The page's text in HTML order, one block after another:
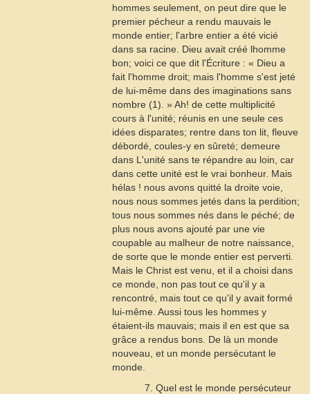
hommes seulement, on peut dire que le
premier pécheur a rendu mauvais le
monde entier; l'arbre entier a été vicié
dans sa racine. Dieu avait créé lhomme
bon; voici ce que dit l'Écriture : « Dieu a
fait l'homme droit; mais l'homme s'est jeté
de lui-même dans des imaginations sans
nombre (1). » Ah! de cette multiplicité
cours à l'unité; réunis en une seule ces
idées disparates; rentre dans ton lit, fleuve
débordé, coules-y en sûreté; demeure
dans L'unité sans te répandre au loin, car
dans cette unité est le vrai bonheur. Mais
hélas ! nous avons quitté la droite voie,
nous nous sommes jetés dans la perdition;
tous nous sommes nés dans le péché; de
plus nous avons ajouté par une vie
coupable au malheur de notre naissance,
de sorte que le monde entier est perverti.
Mais le Christ est venu, et il a choisi dans
ce monde, non pas tout ce qu'il y a
rencontré, mais tout ce qu'il y avait formé
lui-même. Aussi tous les hommes y
étaient-ils mauvais; mais il en est que sa
grâce a rendus bons. De là un monde
nouveau, et un monde persécutant le
monde.
7. Quel est le monde persécuteur